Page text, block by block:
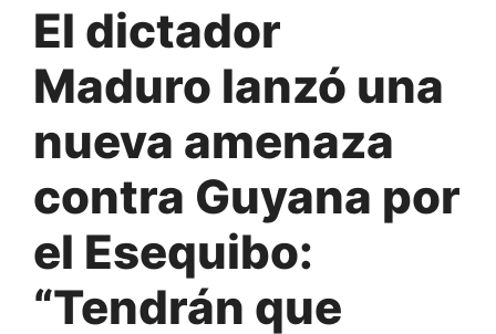
El dictador
Maduro lanzó una
nueva amenaza
contra Guyana por
el Esequibo:
“Tendrán que